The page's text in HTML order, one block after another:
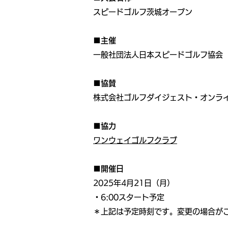
スピードゴルフ茨城オープン
■主催
一般社団法人日本スピードゴルフ協会
■協賛
株式会社ゴルフダイジェスト・オンラ
■協力
ワンウェイゴルフクラブ
■開催日
2025年4月21日（月）
・6:00スタート予定
＊上記は予定時刻です。変更の場合が